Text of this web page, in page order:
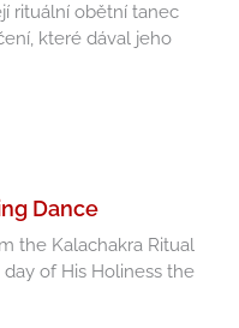
rituální obětní tanec
které dával jeho
Dance
the Kalachakra Ritual
of His Holiness the